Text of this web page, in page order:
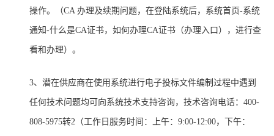
操作。（CA 办理及续期问题，在登陆系统后，系统首页-系统
通知-什么是CA证书，如何办理CA证书（办理入口），进行查
看和办理）。
3、潜在供应商在使用系统进行电子投标文件编制过程中遇到
任何技术问题均可向系统技术支持咨询，技术咨询电话：400-
808-5975转2（工作日服务时间：上午：9:00-12:00，下午：